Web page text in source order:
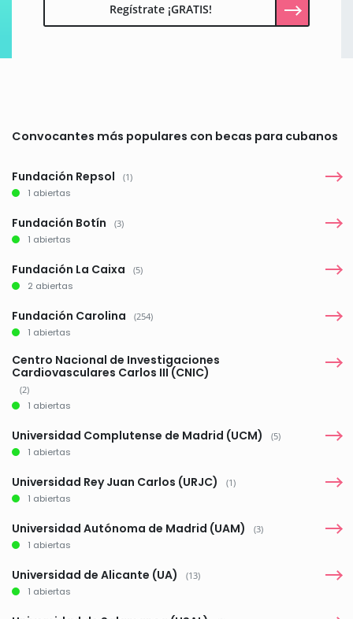
Regístrate ¡GRATIS!
Convocantes más populares con becas para cubanos
Fundación Repsol (1)
1 abiertas
Fundación Botín (3)
1 abiertas
Fundación La Caixa (5)
2 abiertas
Fundación Carolina (254)
1 abiertas
Centro Nacional de Investigaciones
Cardiovasculares Carlos III (CNIC)
(2)
1 abiertas
Universidad Complutense de Madrid (UCM) (5)
1 abiertas
Universidad Rey Juan Carlos (URJC) (1)
1 abiertas
Universidad Autónoma de Madrid (UAM) (3)
1 abiertas
Universidad de Alicante (UA) (13)
1 abiertas